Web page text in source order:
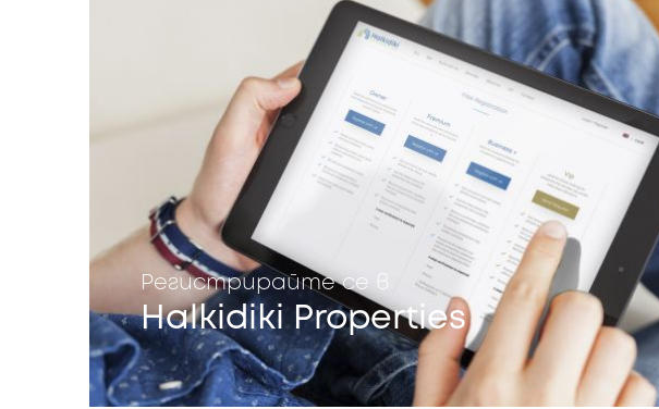
Регистрирайте се в
Halkidiki Properties